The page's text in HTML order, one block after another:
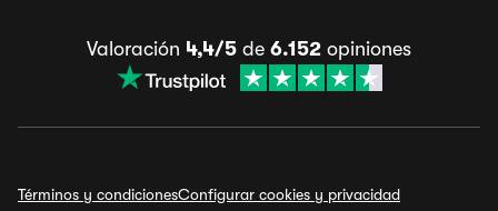
Valoración 4,4/5 de 6.152 opiniones
Términos y condicionesConfigurar cookies y privacidad